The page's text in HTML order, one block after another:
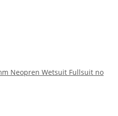
Neopren Wetsuit Fullsuit no